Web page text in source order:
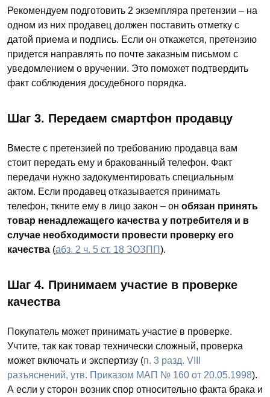
Рекомендуем подготовить 2 экземпляра претензии – на
одном из них продавец должен поставить отметку с
датой приема и подпись. Если он откажется, претензию
придется направлять по почте заказным письмом с
уведомлением о вручении. Это поможет подтвердить
факт соблюдения досудебного порядка.
Шаг 3. Передаем смартфон продавцу
Вместе с претензией по требованию продавца вам
стоит передать ему и бракованный телефон. Факт
передачи нужно задокументировать специальным
актом. Если продавец отказывается принимать
телефон, ткните ему в лицо закон – он обязан принять
товар ненадлежащего качества у потребителя и в
случае необходимости провести проверку его
качества (абз. 2 ч. 5 ст. 18 ЗОЗПП).
Шаг 4. Принимаем участие в проверке
качества
Покупатель может принимать участие в проверке.
Учтите, так как товар технически сложный, проверка
может включать и экспертизу (п. 3 разд. VIII
разъяснений, утв. Приказом МАП № 160 от 20.05.1998).
А если у сторон возник спор относительно факта брака и